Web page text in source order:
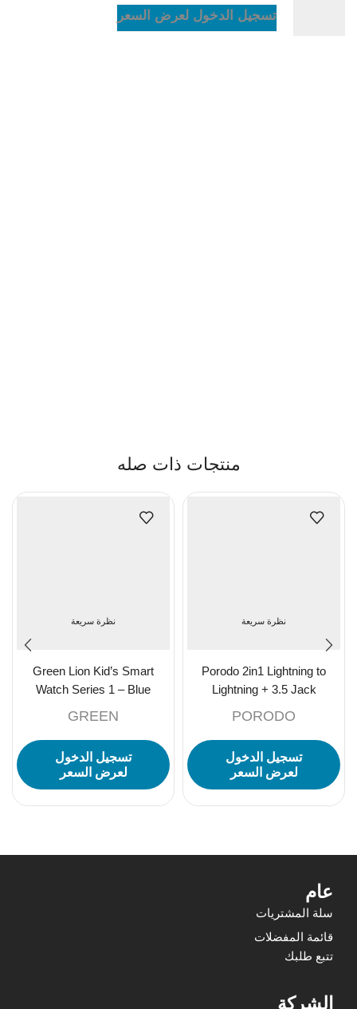
تسجيل الدخول لعرض السعر
منتجات ذات صله
نظرة سريعة
Porodo 2in1 Lightning to
Lightning + 3.5 Jack
PORODO
تسجيل الدخول
لعرض السعر
نظرة سريعة
Green Lion Kid’s Smart
Watch Series 1 – Blue
GREEN
تسجيل الدخول
لعرض السعر
عام
سلة المشتريات
قائمة المفضلات
تتبع طلبك
الشركة